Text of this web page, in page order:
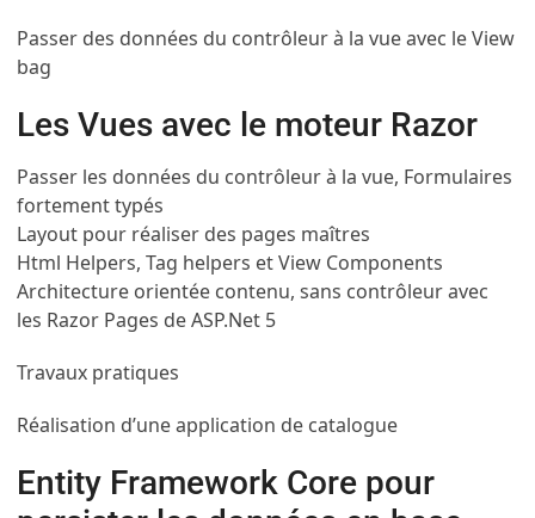
Passer des données du contrôleur à la vue avec le View
bag
Les Vues avec le moteur Razor
Passer les données du contrôleur à la vue, Formulaires
fortement typés
Layout pour réaliser des pages maîtres
Html Helpers, Tag helpers et View Components
Architecture orientée contenu, sans contrôleur avec
les Razor Pages de ASP.Net 5
Travaux pratiques
Réalisation d’une application de catalogue
Entity Framework Core pour